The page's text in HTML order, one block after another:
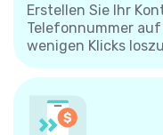
Erstellen Sie Ihr
Telefonnummer
wenigen Klicks